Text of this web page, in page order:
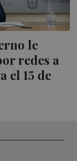
le
redes a
el 15 de